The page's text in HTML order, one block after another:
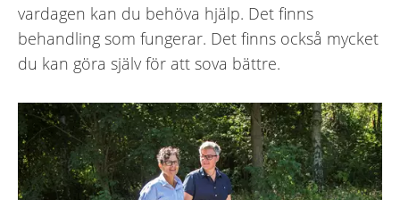
vardagen kan du behöva hjälp. Det finns
behandling som fungerar. Det finns också mycket
du kan göra själv för att sova bättre.